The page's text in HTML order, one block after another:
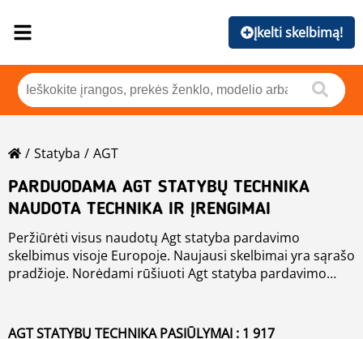
Įkelti skelbimą!
Statyba
AGT
PARDUODAMA AGT STATYBŲ TECHNIKA
NAUDOTA TECHNIKA IR ĮRENGIMAI
Peržiūrėti visus naudotų Agt statyba pardavimo
skelbimus visoje Europoje. Naujausi skelbimai yra sąrašo
pradžioje. Norėdami rūšiuoti Agt statyba pardavimo
Jei norite ieškoti kitųnaudota aplinkos tvarkymo
AGT STATYBŲ TECHNIKA PASIŪLYMAI : 1 917